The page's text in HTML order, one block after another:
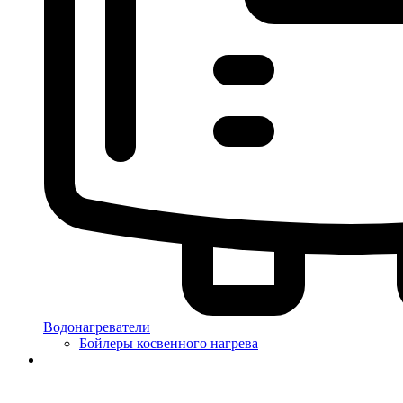
Водонагреватели
Бойлеры косвенного нагрева